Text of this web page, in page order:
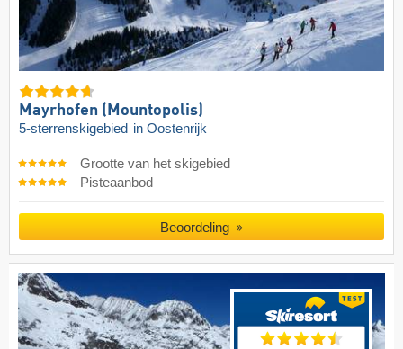
Mayrhofen (Mountopolis)
5-sterrenskigebied in Oostenrijk
Grootte van het skigebied
Pisteaanbod
Beoordeling